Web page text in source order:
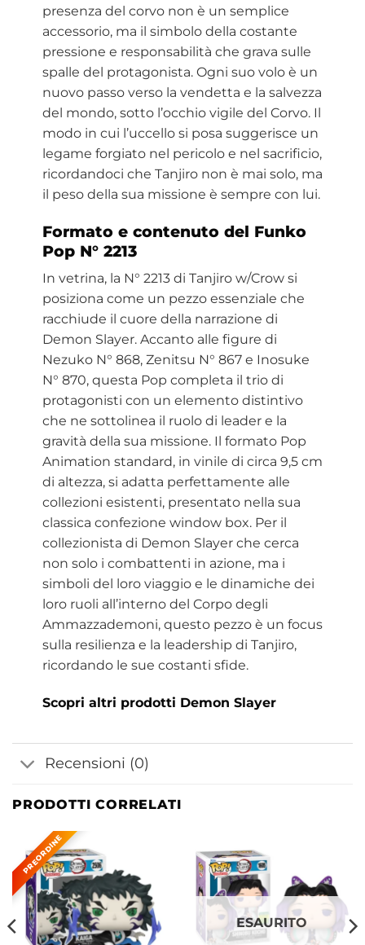
presenza del corvo non è un semplice
accessorio, ma il simbolo della costante
pressione e responsabilità che grava sulle
spalle del protagonista. Ogni suo volo è un
nuovo passo verso la vendetta e la salvezza
del mondo, sotto l’occhio vigile del Corvo. Il
modo in cui l’uccello si posa suggerisce un
legame forgiato nel pericolo e nel sacrificio,
ricordandoci che Tanjiro non è mai solo, ma
il peso della sua missione è sempre con lui.
Formato e contenuto del Funko
Pop N° 2213
In vetrina, la N° 2213 di Tanjiro w/Crow si
posiziona come un pezzo essenziale che
racchiude il cuore della narrazione di
Demon Slayer. Accanto alle figure di
Nezuko N° 868, Zenitsu N° 867 e Inosuke
N° 870, questa Pop completa il trio di
protagonisti con un elemento distintivo
che ne sottolinea il ruolo di leader e la
gravità della sua missione. Il formato Pop
Animation standard, in vinile di circa 9,5 cm
di altezza, si adatta perfettamente alle
collezioni esistenti, presentato nella sua
classica confezione window box. Per il
collezionista di Demon Slayer che cerca
non solo i combattenti in azione, ma i
simboli del loro viaggio e le dinamiche dei
loro ruoli all’interno del Corpo degli
Ammazzademoni, questo pezzo è un focus
sulla resilienza e la leadership di Tanjiro,
ricordando le sue costanti sfide.
Scopri altri prodotti Demon Slayer
Recensioni (0)
PRODOTTI CORRELATI
ESAURITO